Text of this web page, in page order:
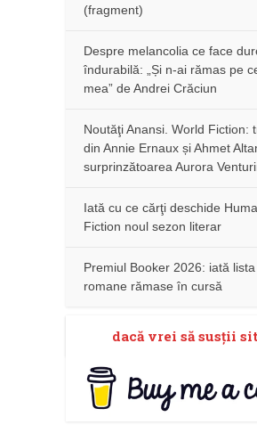
(fragment)
Despre melancolia ce face
îndurabilă: „Și n-ai rămas pe
mea” de Andrei Crăciun
Noutăţi Anansi. World Fiction:
din Annie Ernaux și Ahmet
surprinzătoarea Aurora
Iată cu ce cărţi deschide
Fiction noul sezon literar
Premiul Booker 2026: iată
romane rămase în cursă
dacă vrei să susţii